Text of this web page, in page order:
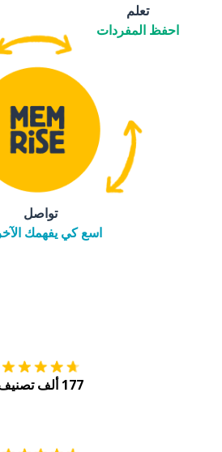
تعلم
احفظ المفردات
تواصل
اسع كي يفهمك
177 ألف تصنيف